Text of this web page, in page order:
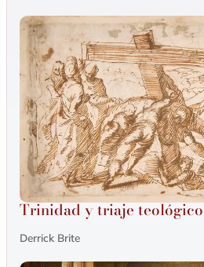
Trinidad y triaje teológico
Derrick Brite